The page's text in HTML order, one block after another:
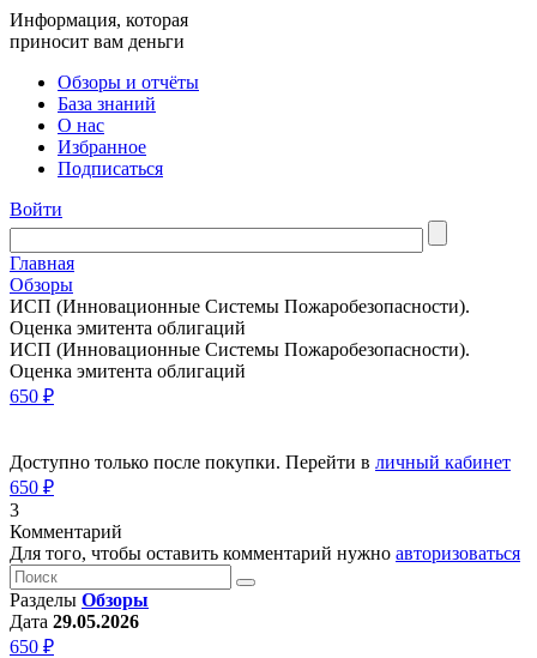
Информация, которая
приносит вам деньги
Обзоры и отчёты
База знаний
О нас
Избранное
Подписаться
Войти
Главная
Обзоры
ИСП (Инновационные Системы Пожаробезопасности).
Оценка эмитента облигаций
ИСП (Инновационные Системы Пожаробезопасности).
Оценка эмитента облигаций
650 ₽
Доступно только после покупки. Перейти в личный кабинет
650 ₽
3
Комментарий
Для того, чтобы оставить комментарий нужно авторизоваться
Разделы Обзоры
Дата 29.05.2026
650 ₽